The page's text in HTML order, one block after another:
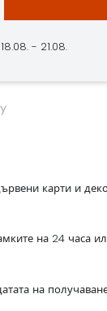
- 21.08.
карти и
на 24 часа
на